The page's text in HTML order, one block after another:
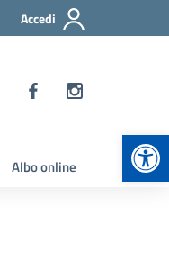
Accedi
Albo online